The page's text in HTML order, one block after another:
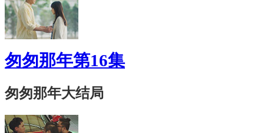
匆匆那年第16集
匆匆那年大结局